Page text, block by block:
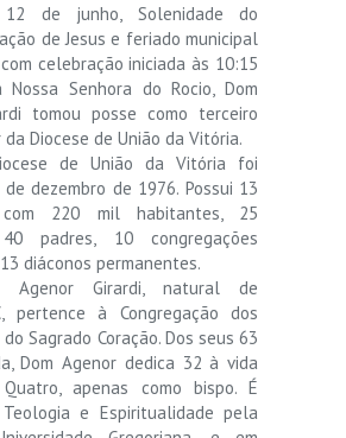
de junho, Solenidade do
de Jesus e feriado municipal
celebração iniciada às 10:15
Nossa Senhora do Rocio, Dom
tomou posse como terceiro
Diocese de União da Vitória.
de União da Vitória foi
dezembro de 1976. Possui 13
com 220 mil habitantes, 25
padres, 10 congregações
diáconos permanentes.
Agenor Girardi, natural de
pertence à Congregação dos
Sagrado Coração. Dos seus 63
Dom Agenor dedica 32 à vida
apenas como bispo. É
e Espiritualidade pela